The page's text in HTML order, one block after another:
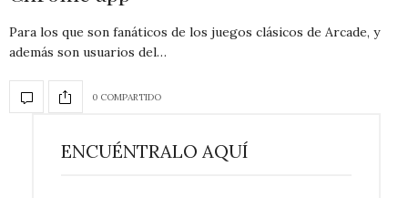
Para los que son fanáticos de los juegos clásicos de Arcade, y
además son usuarios del…
0 COMPARTIDO
ENCUÉNTRALO AQUÍ